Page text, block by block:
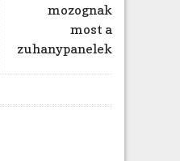
mozognak
most a
zuhanypanelek